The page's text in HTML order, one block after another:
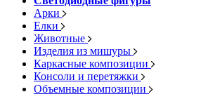
Арки
Елки
Животные
Изделия из мишуры
Каркасные композиции
Консоли и перетяжки
Объемные композиции